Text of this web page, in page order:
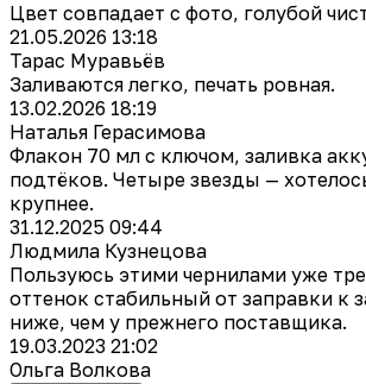
Цвет совпадает с фото, голубой
21.05.2026 13:18
Тарас Муравьёв
Заливаются легко, печать ровная.
13.02.2026 18:19
Наталья Герасимова
Флакон 70 мл с ключом, заливка
подтёков. Четыре звезды —
крупнее.
31.12.2025 09:44
Людмила Кузнецова
Пользуюсь этими чернилами уже
оттенок стабильный от заправки к
ниже, чем у прежнего поставщика.
19.03.2023 21:02
Ольга Волкова